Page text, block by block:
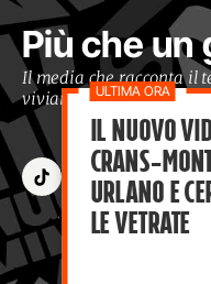
Più che un
Il media che racconta il
viviamo con occhi
Il nuovo
Crans-
Urlano e
le vetrate